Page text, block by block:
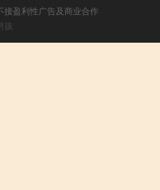
盈利性广告及商业合作
孩